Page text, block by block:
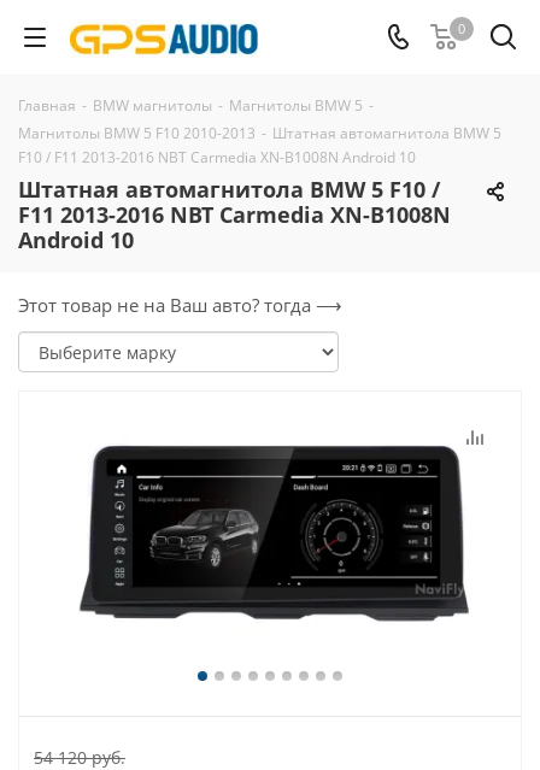
0
Главная - BMW магнитолы - Магнитолы BMW 5 -
Магнитолы BMW 5 F10 2010-2013 - Штатная автомагнитола BMW 5
F10 / F11 2013-2016 NBT Carmedia XN-B1008N Android 10
Штатная автомагнитола BMW 5 F10 /
F11 2013-2016 NBT Carmedia XN-B1008N
Android 10
Этот товар не на Ваш авто? тогда ⟶
54 120 руб.